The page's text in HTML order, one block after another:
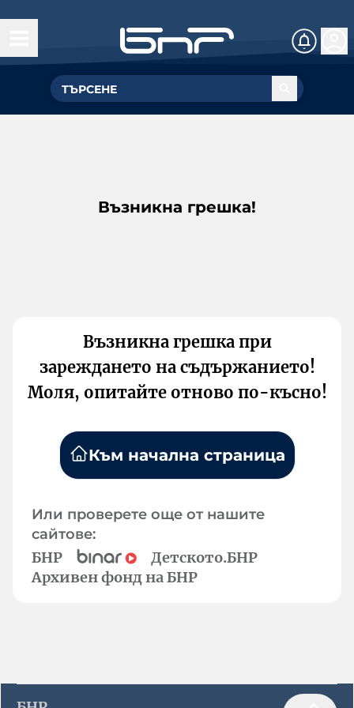
Възникна грешка!
Възникна грешка при
зареждането на съдържанието!
Моля, опитайте отново по-късно!
Към начална страница
Или проверете още от нашите
сайтове:
БНР
Детското.БНР
Архивен фонд на БНР